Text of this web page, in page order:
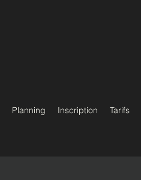
Planning Inscription Tarifs